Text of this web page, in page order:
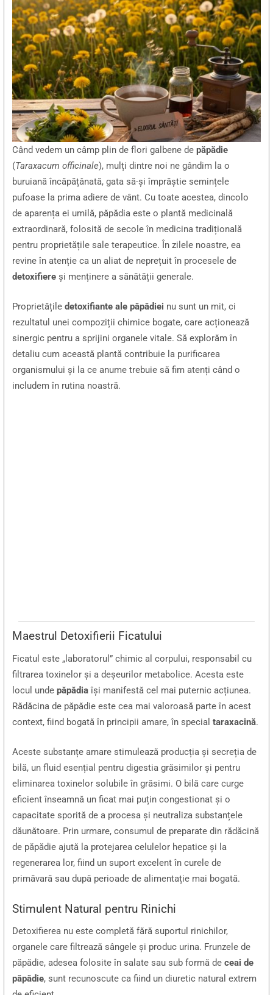
Când vedem un câmp plin de flori galbene depăpădie
(Taraxacum officinale), mulți dintre noi ne gândim la o
buruiană încăpățânată, gata să-și împrăștie semințele
pufoase la prima adiere de vânt. Cu toate acestea, dincolo
de aparența ei umilă, păpădia este o plantă medicinală
extraordinară, folosită de secole în medicina tradițională
pentru proprietățile sale terapeutice. În zilele noastre, ea
revine în atenție ca un aliat de neprețuit în procesele de
detoxifiere și menținere a sănătății generale.
Proprietățiledetoxifiante ale păpădiei nu sunt un mit, ci
rezultatul unei compoziții chimice bogate, care acționează
sinergic pentru a sprijini organele vitale. Să explorăm în
detaliu cum această plantă contribuie la purificarea
organismului și la ce anume trebuie să fim atenți când o
includem în rutina noastră.
Maestrul Detoxifierii Ficatului
Ficatul este „laboratorul” chimic al corpului, responsabil cu
filtrarea toxinelor și a deșeurilor metabolice. Acesta este
locul undepăpădia își manifestă cel mai puternic acțiunea.
Rădăcina de păpădie este cea mai valoroasă parte în acest
context, fiind bogată în principii amare, în specialtaraxacină.
Aceste substanțe amare stimulează producția și secreția de
bilă, un fluid esențial pentru digestia grăsimilor și pentru
eliminarea toxinelor solubile în grăsimi. O bilă care curge
eficient înseamnă un ficat mai puțin congestionat și o
capacitate sporită de a procesa și neutraliza substanțele
dăunătoare. Prin urmare, consumul de preparate din rădăcină
de păpădie ajută la protejarea celulelor hepatice și la
regenerarea lor, fiind un suport excelent în curele de
primăvară sau după perioade de alimentație mai bogată.
Stimulent Natural pentru Rinichi
Detoxifierea nu este completă fără suportul rinichilor,
organele care filtrează sângele și produc urina. Frunzele de
păpădie, adesea folosite în salate sau sub formă deceai de
păpădie, sunt recunoscute ca fiind un diuretic natural extrem